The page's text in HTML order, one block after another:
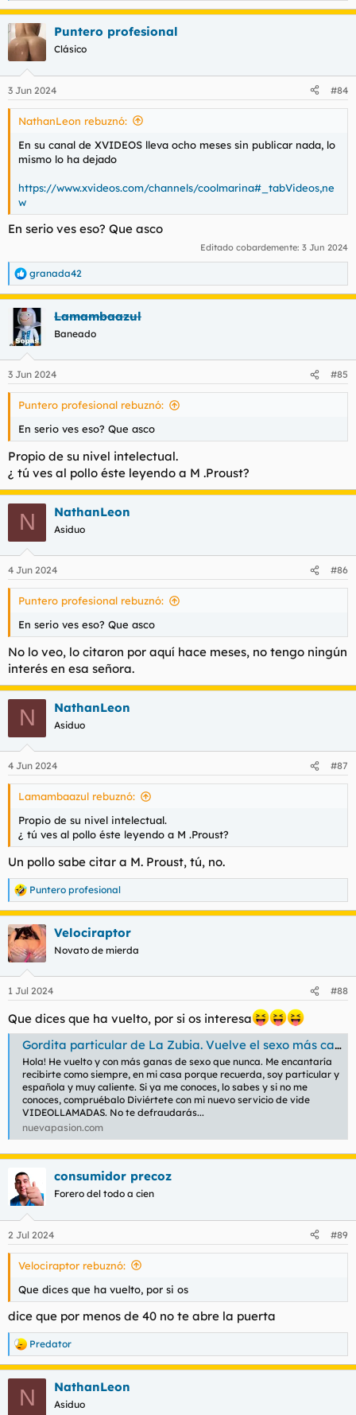
e
a
c
c
e
s
Puntero profesional
Clásico
3 Jun 2024 #84
NathanLeon rebuznó:
En su canal de XVIDEOS lleva ocho meses sin publicar nada, lo
mismo lo ha dejado
https://www.xvideos.com/channels/coolmarina#_tabVideos,ne
w
En serio ves eso? Que asco
Editado cobardemente: 3 Jun 2024
R
e
a
c
c
i
e
s
granada42
Lamambaazul
Baneado
3 Jun 2024 #85
Puntero profesional rebuznó:
En serio ves eso? Que asco
Propio de su nivel intelectual.
¿ tú ves al pollo éste leyendo a M .Proust?
N NathanLeon
Asiduo
4 Jun 2024 #86
Puntero profesional rebuznó:
En serio ves eso? Que asco
No lo veo, lo citaron por aquí hace meses, no tengo ningún
interés en esa señora.
N NathanLeon
Asiduo
4 Jun 2024 #87
Lamambaazul rebuznó:
Propio de su nivel intelectual.
¿ tú ves al pollo éste leyendo a M .Proust?
Un pollo sabe citar a M. Proust, tú, no.
R
e
a
c
c
i
e
:
Puntero profesional
Velociraptor
Novato de mierda
1 Jul 2024 #88
Que dices que ha vuelto, por si os interesa
Gordita particular de La Zubia. Vuelve el sexo más caliente
Hola! He vuelto y con más ganas de sexo que nunca. Me encantaría
recibirte como siempre, en mi casa porque recuerda, soy particular y
española y muy caliente. Si ya me conoces, lo sabes y si no me
conoces, compruébalo Diviértete con mi nuevo servicio de vide
VIDEOLLAMADAS. No te defraudarás...
nuevapasion.com
consumidor precoz
Forero del todo a cien
2 Jul 2024 #89
Velociraptor rebuznó:
Que dices que ha vuelto, por si os
dice que por menos de 40 no te abre la puerta
R
e
Predator
N NathanLeon
Asiduo